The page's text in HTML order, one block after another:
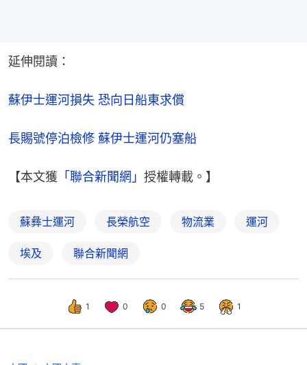
延伸閱讀：
蘇伊士運河損失 恐向日船東求償
長賜號停泊檢修 蘇伊士運河仍塞船
【本文獲 「聯合新聞網」 授權轉載。】
蘇彝士運河 長榮航空 物流業 運河
埃及 聯合新聞網
1 0 0 5 1